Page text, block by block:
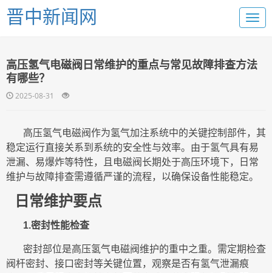
晋中新闻网
高压氢气电磁阀日常维护的重点与常见故障排查方法
有哪些？
2025-08-31
高压氢气电磁阀作为氢气加注系统中的关键控制部件，其
稳定运行直接关系到系统的安全性与效率。由于氢气具有易
泄漏、易爆炸等特性，且电磁阀长期处于高压环境下，日常
维护与故障排查需遵循严谨的流程，以确保设备性能稳定。
日常维护要点
1.密封性能检查
密封部位是高压氢气电磁阀维护的重中之重。需定期检查
阀杆密封、接口密封等关键位置，观察是否有氢气泄漏痕